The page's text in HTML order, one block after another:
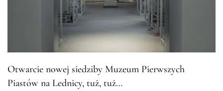
Otwarcie nowej siedziby Muzeum Pierwszych
Piastów na Lednicy, tuż, tuż…